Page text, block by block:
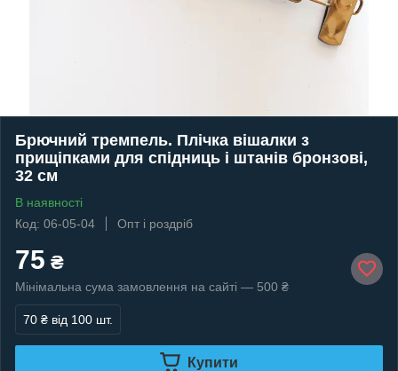
Брючний тремпель. Плічка вішалки з
прищіпками для спідниць і штанів бронзові,
32 см
В наявності
Код: 06-05-04
Опт і роздріб
75 ₴
Мінімальна сума замовлення на сайті — 500 ₴
70 ₴ від 100 шт.
Купити